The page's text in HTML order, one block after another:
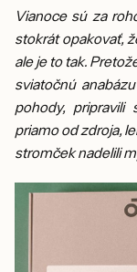
Vianoce sú za
stokrát opakovať,
ale je to tak.
sviatočnú
pohody,
priamo od zdroja,
stromček nadelili